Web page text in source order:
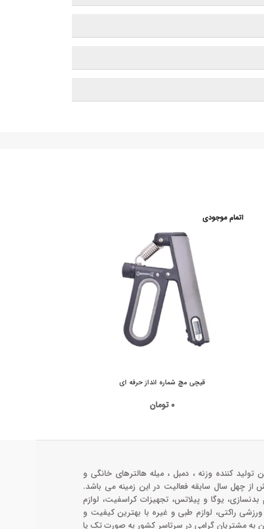
اتمام موجودی
قیچی مچ شماره انداز حرفه ای
۰ تومان
تولید کننده وزنه ، دمبل ، میله هالترهای خانگی و
از چهل سال سابقه فعالیت در این زمینه می باشد.
بدنسازی، یوگا و پیلاتس، تجهیزات کراسفیت، لوازم
ورزشی راکتی، لوازم طبی و غیره با بهترین کیفیت و
به مشتریان گرامی در سرتاسر کشور به صورت تک یا